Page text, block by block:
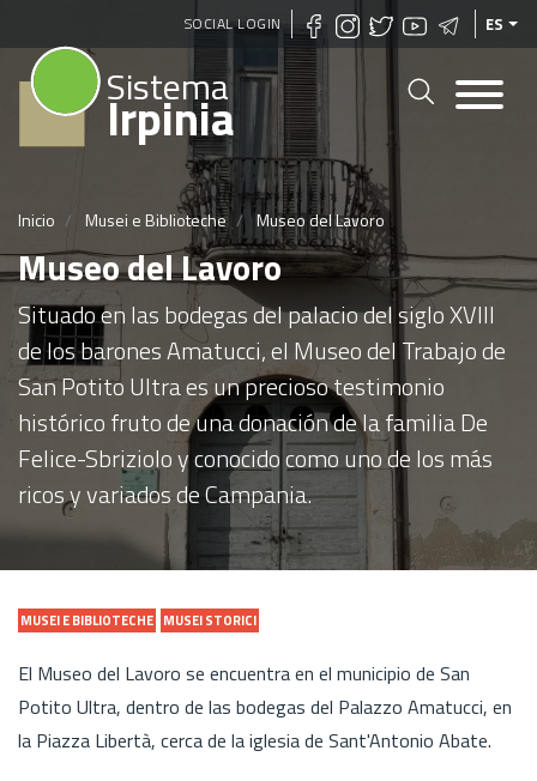
Pasar
al
contenido
principal
SOCIAL LOGIN ES
Sistema
Irpinia
Inicio Musei e Biblioteche Museo del Lavoro
Museo del Lavoro
Situado en las bodegas del palacio del siglo XVIII
de los barones Amatucci, el Museo del Trabajo de
San Potito Ultra es un precioso testimonio
histórico fruto de una donación de la familia De
Felice-Sbriziolo y conocido como uno de los más
ricos y variados de Campania.
MUSEI E BIBLIOTECHE MUSEI STORICI
El Museo del Lavoro se encuentra en el municipio de San
Potito Ultra, dentro de las bodegas del Palazzo Amatucci, en
la Piazza Libertà, cerca de la iglesia de Sant'Antonio Abate.